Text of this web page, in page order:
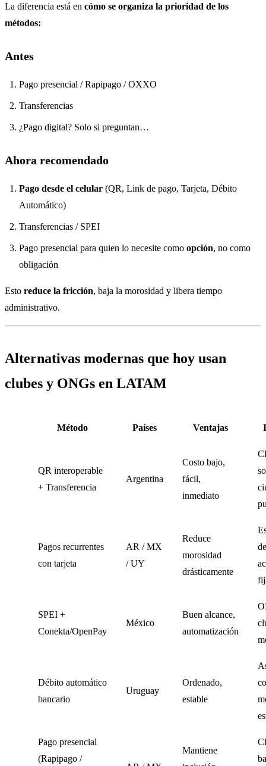
La diferencia está en cómo se organiza la prioridad de los
métodos:
Antes
Pago presencial / Rapipago / OXXO
Transferencias
¿Pago digital? Solo si preguntan…
Ahora recomendado
Pago desde el celular (QR, Link de pago, Tarjeta, Débito
Automático)
Transferencias / SPEI
Pago presencial para quien lo necesite como opción, no como
obligación
Esto reduce la fricción, baja la morosidad y libera tiempo
administrativo.
Alternativas modernas que hoy usan
clubes y ONGs en LATAM
Método Países Ventajas
QR interoperable
+ Transferencia
Argentina
Costo bajo,
fácil,
inmediato
Pagos recurrentes
con tarjeta
AR / MX
/ UY
Reduce
morosidad
drásticamente
SPEI +
Conekta/OpenPay
México
Buen alcance,
automatización
Débito automático
bancario
Uruguay
Ordenado,
estable
Pago presencial
(Rapipago /
Mantiene